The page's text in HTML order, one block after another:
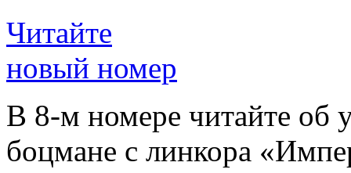
Читайте
новый номер
В 8-м номере читайте об
боцмане с линкора